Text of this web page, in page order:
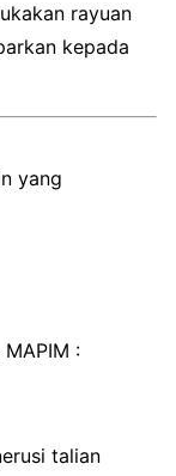
rayuan
kepada
yang
:
talian